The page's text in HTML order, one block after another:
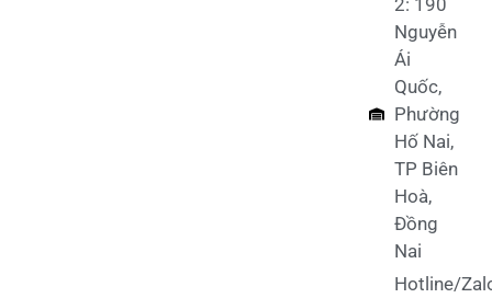
Nguyễn
Ái
Quốc,
Phường
Hố Nai,
TP Biên
Hoà,
Đồng
Nai
Hotline/